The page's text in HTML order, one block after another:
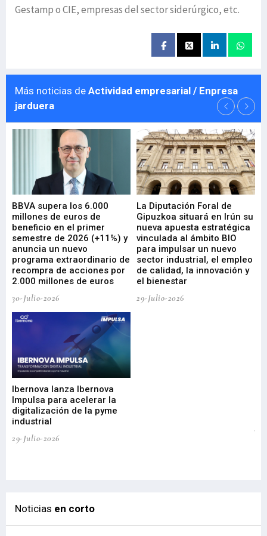
Gestamp o CIE, empresas del sector siderúrgico, etc.
Más noticias de Actividad empresarial / Enpresa
jarduera
BBVA supera los 6.000
millones de euros de
beneficio en el primer
semestre de 2026 (+11%) y
anuncia un nuevo
programa extraordinario de
recompra de acciones por
2.000 millones de euros
30-Julio-2026
La Diputación Foral de
Gipuzkoa situará en Irún su
nueva apuesta estratégica
vinculada al ámbito BIO
para impulsar un nuevo
sector industrial, el empleo
de calidad, la innovación y
el bienestar
29-Julio-2026
Ibernova lanza Ibernova
Impulsa para acelerar la
digitalización de la pyme
industrial
29-Julio-2026
Noticias en corto